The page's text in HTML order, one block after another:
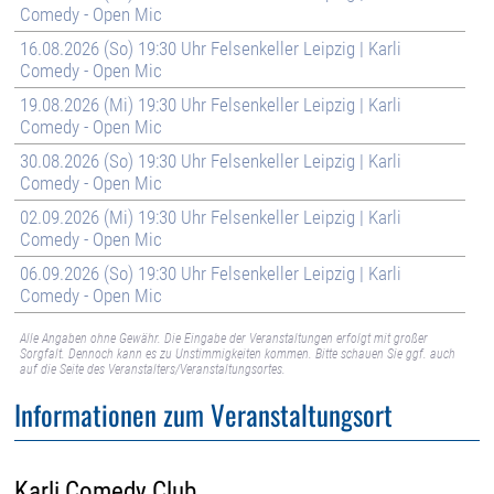
Comedy - Open Mic
16.08.2026 (So) 19:30 Uhr Felsenkeller Leipzig | Karli
Comedy - Open Mic
19.08.2026 (Mi) 19:30 Uhr Felsenkeller Leipzig | Karli
Comedy - Open Mic
30.08.2026 (So) 19:30 Uhr Felsenkeller Leipzig | Karli
Comedy - Open Mic
02.09.2026 (Mi) 19:30 Uhr Felsenkeller Leipzig | Karli
Comedy - Open Mic
06.09.2026 (So) 19:30 Uhr Felsenkeller Leipzig | Karli
Comedy - Open Mic
Alle Angaben ohne Gewähr. Die Eingabe der Veranstaltungen erfolgt mit großer
Sorgfalt. Dennoch kann es zu Unstimmigkeiten kommen. Bitte schauen Sie ggf. auch
auf die Seite des Veranstalters/Veranstaltungsortes.
Informationen zum Veranstaltungsort